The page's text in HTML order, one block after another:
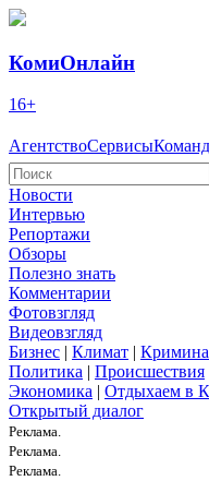
КомиОнлайн
16+
АгентствоСервисы
Новости
Интервью
Репортажи
Обзоры
Полезно знать
Комментарии
Фотовзгляд
Видеовзгляд
Бизнес | Климат |
Политика | Происшествия
Экономика | Отдыхаем в
Открытый диалог
Реклама.
Реклама.
Реклама.